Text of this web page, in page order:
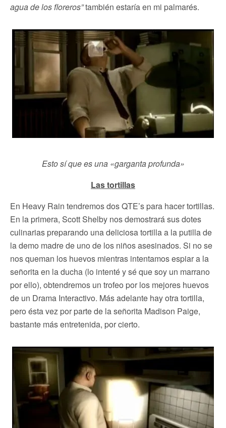
agua de los floreros”también estaría en mi palmarés.
Esto sí que es una «garganta profunda»
Las tortillas
En Heavy Rain tendremos dos QTE’s para hacer tortillas.
En la primera, Scott Shelby nos demostrará sus dotes
culinarias preparando una deliciosa tortilla a la putilla de
la demo madre de uno de los niños asesinados. Si no se
nos queman los huevos mientras intentamos espiar a la
señorita en la ducha (lo intenté y sé que soy un marrano
por ello), obtendremos un trofeo por los mejores huevos
de un Drama Interactivo. Más adelante hay otra tortilla,
pero ésta vez por parte de la señorita Madison Paige,
bastante más entretenida, por cierto.